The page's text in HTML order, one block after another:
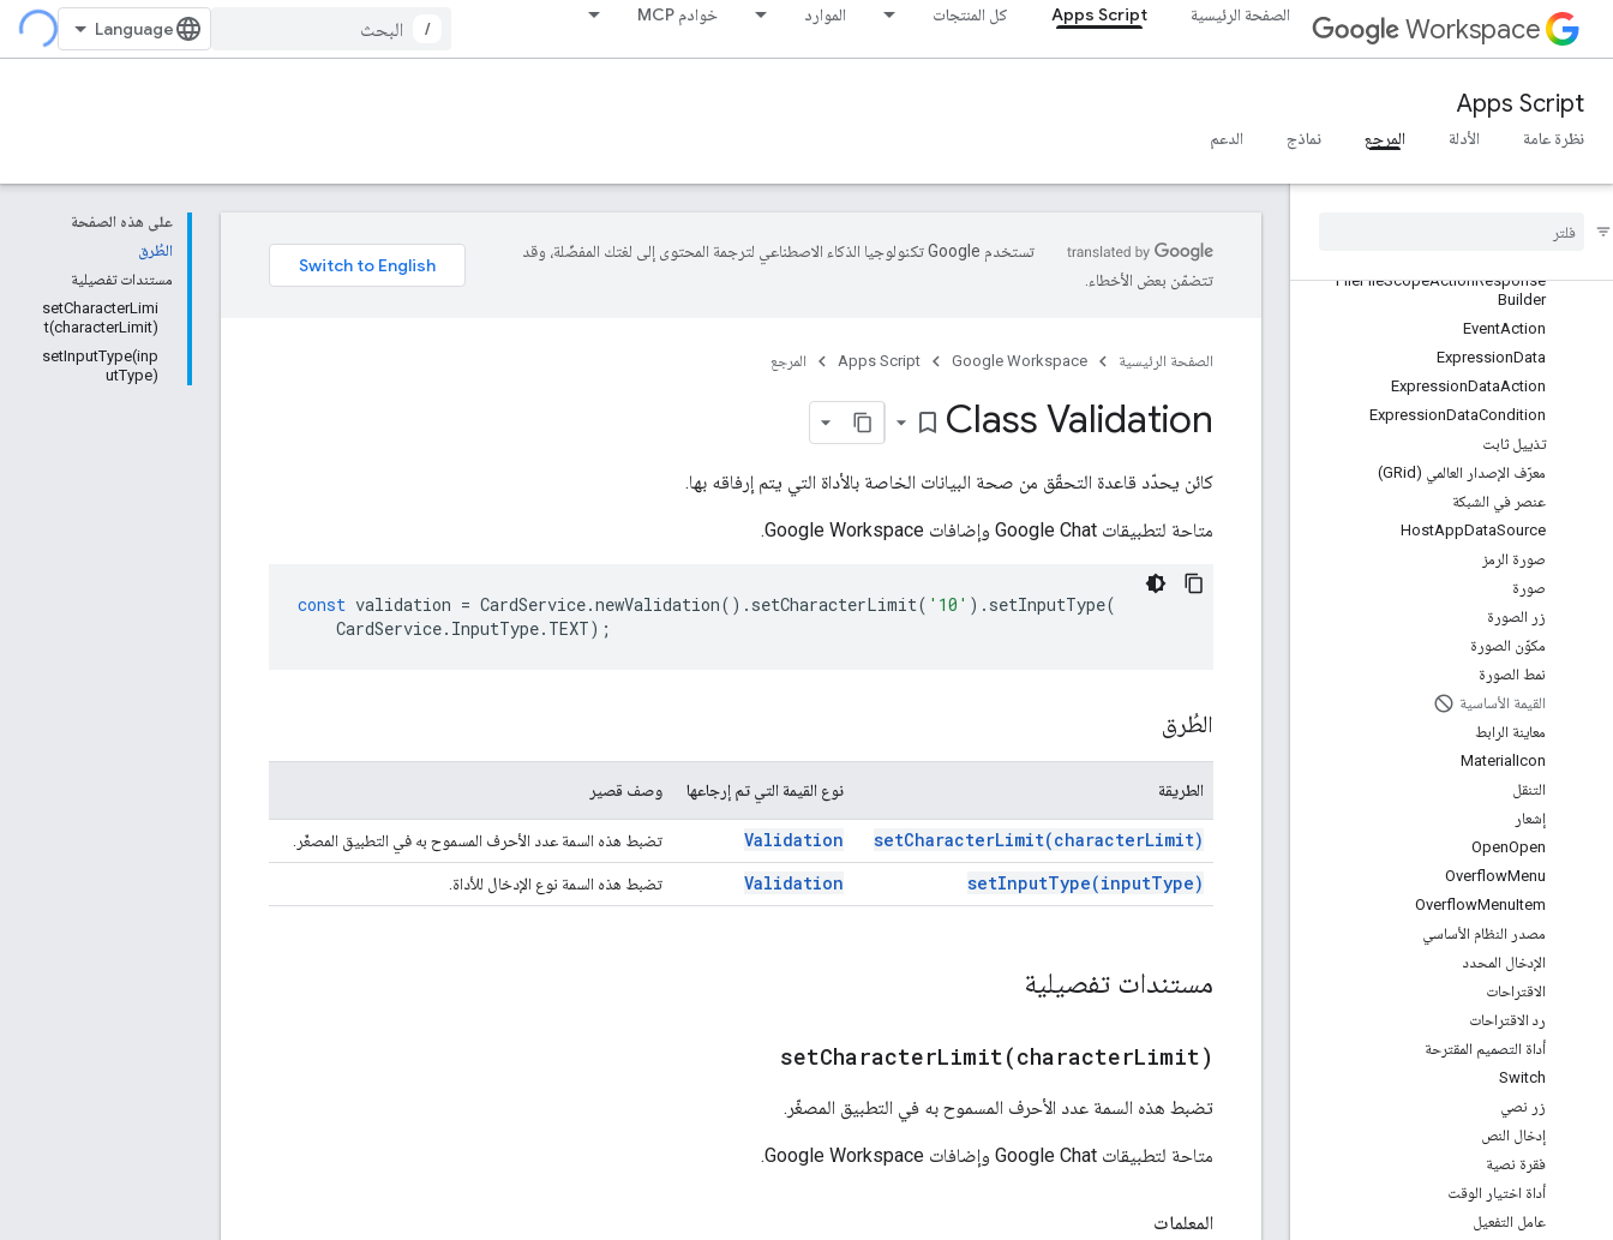
Workspace الصفحة الرئيسية Apps Script كل المنتجات الموارد خوادم MCP
/
Apps Script
نظرة عامة الأدلة المرجع نماذج الدعم
نص مزخرف
مربع حوار
أداة تقسيم الشاشة
DriveDataSourceSpec
FileFileScopeActionResponse
Builder
EventAction
ExpressionData
ExpressionDataAction
ExpressionDataCondition
تذييل ثابت
معرّف الإصدار العالمي (GRid)
عنصر في الشبكة
HostAppDataSource
صورة الرمز
صورة
زر الصورة
مكوّن الصورة
نمط الصورة
القيمة الأساسية
معاينة الرابط
Material Icon
التنقل
إشعار
OpenOpen
OverflowMenu
OverflowMenuItem
مصدر النظام الأساسي
الإدخال المحدد
الاقتراحات
رد الاقتراحات
أداة التصميم المقترحة
Switch
زر نصي
إدخال النص
فقرة نصية
أداة اختيار الوقت
عامل التفعيل
على هذه الصفحة
الطُرق
مستندات تفصيلية
setCharacterLimi
t(characterLimit)
setInputType(inp
utType)
تستخدم Google تكنولوجيا الذكاء الاصطناعي لترجمة المحتوى إلى لغتك المفضّلة، وقد
تتضمّن بعض الأخطاء.
الصفحة الرئيسية Google Workspace
Apps Script المرجع
Class Validation
bookmark_border
كائن يحدّد قاعدة التحقّق من صحة البيانات الخاصة بالأداة التي يتم إرفاقه بها.
متاحة لتطبيقات Google Chat وإضافات Google Workspace.
const validation = CardService.newValidation(). setCharacterLimit( '10' ). setInputType(
CardService. InputType. TEXT);
الطُرق
الطريقة نوع القيمة التي تم إرجاعها وصف قصير
setCharacterLimit(characterLimit)
Validation تضبط هذه السمة عدد الأحرف المسموح به في التطبيق المصغّر.
setInputType(inputType)
Validation تضبط هذه السمة نوع الإدخال للأداة.
مستندات تفصيلية
setCharacterLimit(characterLimit)
تضبط هذه السمة عدد الأحرف المسموح به في التطبيق المصغّر.
متاحة لتطبيقات Google Chat وإضافات Google Workspace.
المعلمات